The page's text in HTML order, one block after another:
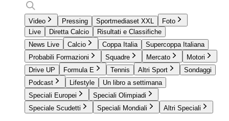
Video Pressing Sportmediaset XXL
Foto
Live
Diretta Calcio
Risultati e Classifiche
News Live
Calcio Coppa Italia
Supercoppa Italiana
Probabili Formazioni
Squadre Mercato
Motori
Drive UP
Formula E Tennis Altri Sport
Sondaggi
Podcast
Lifestyle
Un libro a settimana
Speciali Europei
Speciali Olimpiadi
Speciale Scudetti
Speciali Mondiali Altri Speciali